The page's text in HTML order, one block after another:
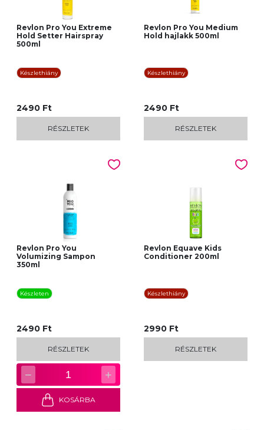
Revlon Pro You Extreme
Hold Setter Hairspray
500ml
Készlethiány
2490 Ft
RÉSZLETEK
Revlon Pro You Medium
Hold hajlakk 500ml
Készlethiány
2490 Ft
RÉSZLETEK
Revlon Pro You
Volumizing Sampon
350ml
Készleten
2490 Ft
RÉSZLETEK
− 1 +
KOSÁRBA
Revlon Equave Kids
Conditioner 200ml
Készlethiány
2990 Ft
RÉSZLETEK